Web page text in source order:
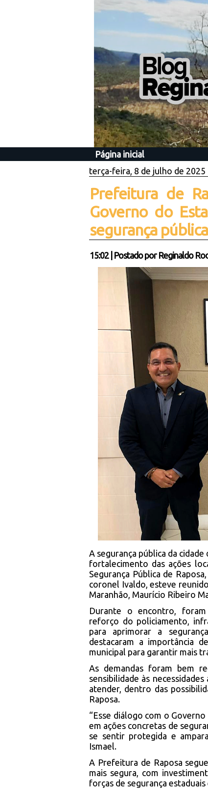
Página inicial
terça-feira, 8 de julho de 2025
Prefeitura de
Governo do
segurança pública
15:02| Postado por Reginaldo
A segurança pública da
fortalecimento das ações
Segurança Pública de
coronel Ivaldo, esteve
Maranhão, Maurício Ribeiro
Durante o encontro, foram
reforço do policiamento,
para aprimorar a
destacaram a importância
municipal para garantir mais
As demandas foram bem
sensibilidade às
atender, dentro das
Raposa.
“Esse diálogo com o
em ações concretas de
se sentir protegida e
Ismael.
A Prefeitura de Raposa
mais segura, com
forças de segurança